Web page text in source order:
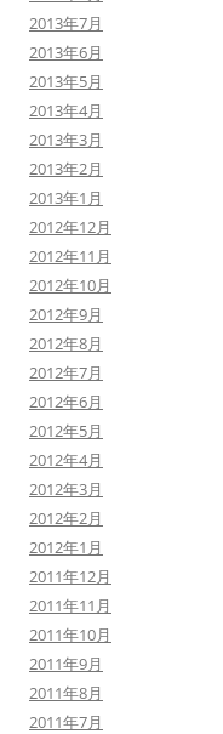
2013年7月
2013年6月
2013年5月
2013年4月
2013年3月
2013年2月
2013年1月
2012年12月
2012年11月
2012年10月
2012年9月
2012年8月
2012年7月
2012年6月
2012年5月
2012年4月
2012年3月
2012年2月
2012年1月
2011年12月
2011年11月
2011年10月
2011年9月
2011年8月
2011年7月